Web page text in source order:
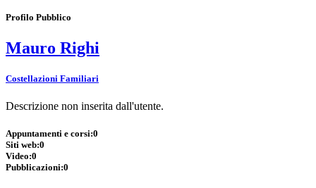
Profilo Pubblico
Mauro Righi
Costellazioni Familiari
Descrizione non inserita dall'utente.
Appuntamenti e corsi:0
Siti web:0
Video:0
Pubblicazioni:0